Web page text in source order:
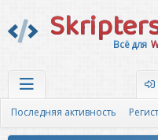
Всё для
Последняя активность